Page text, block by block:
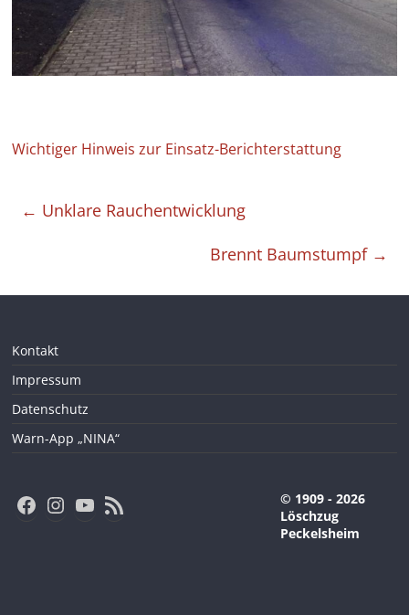
Wichtiger Hinweis zur Einsatz-Berichterstattung
← Unklare Rauchentwicklung
Brennt Baumstumpf →
Kontakt
Impressum
Datenschutz
Warn-App „NINA“
Facebook Instagram YouTube RSS-Feed
© 1909 - 2026
Löschzug
Peckelsheim